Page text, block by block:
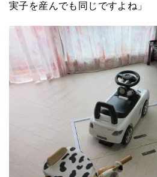
実子を産んでも同じですよね」